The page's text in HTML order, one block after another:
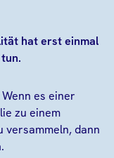
hat erst einmal
es einer
zu einem
versammeln, dann